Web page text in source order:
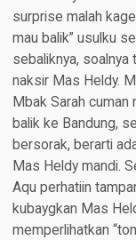
surprise malah
mau balik” usulku
sebaliknya,
naksir Mas Heldy.
Mbak Sarah
balik ke Bandung,
bersorak, berarti
Mas Heldy mandi.
Aqu perhatiin
kubaygkan Mas
memperlihatkan